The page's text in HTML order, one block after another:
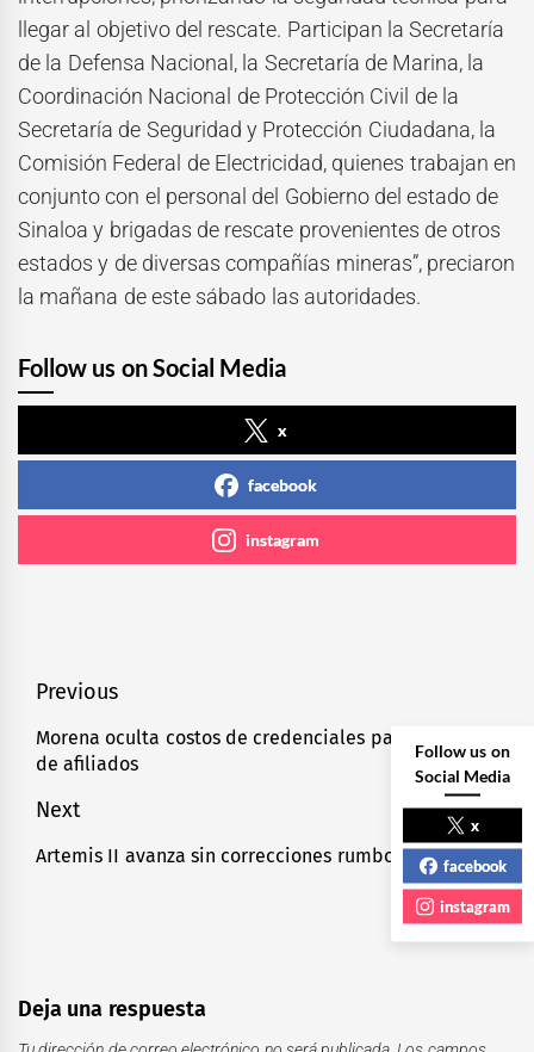
llegar al objetivo del rescate. Participan la Secretaría
de la Defensa Nacional, la Secretaría de Marina, la
Coordinación Nacional de Protección Civil de la
Secretaría de Seguridad y Protección Ciudadana, la
Comisión Federal de Electricidad, quienes trabajan en
conjunto con el personal del Gobierno del estado de
Sinaloa y brigadas de rescate provenientes de otros
estados y de diversas compañías mineras”, preciaron
la mañana de este sábado las autoridades.
Follow us on Social Media
x
facebook
instagram
Navegación
de
entradas
Previous
Previous
post:
Morena oculta costos de credenciales para millones
de afiliados
Next
Next
Artemis II avanza sin correcciones rumbo a la Luna
Deja una respuesta
Follow us on
Social Media
x
facebook
instagram